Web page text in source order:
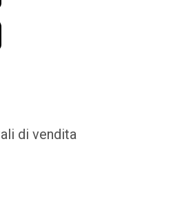
di vendita